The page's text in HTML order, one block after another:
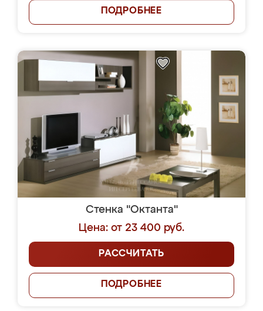
ПОДРОБНЕЕ
Стенка "Октанта"
Цена: от 23 400 руб.
РАССЧИТАТЬ
ПОДРОБНЕЕ